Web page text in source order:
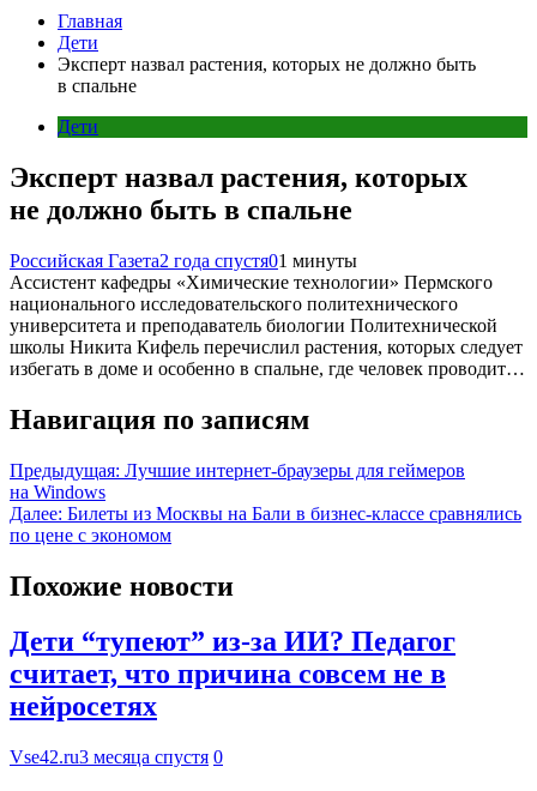
Главная
Дети
Эксперт назвал растения, которых не должно быть
в спальне
Дети
Эксперт назвал растения, которых
не должно быть в спальне
Российская Газета2 года спустя01 минуты
Ассистент кафедры «Химические технологии» Пермского
национального исследовательского политехнического
университета и преподаватель биологии Политехнической
школы Никита Кифель перечислил растения, которых следует
избегать в доме и особенно в спальне, где человек проводит…
Навигация по записям
Предыдущая: Лучшие интернет-браузеры для геймеров
на Windows
Далее: Билеты из Москвы на Бали в бизнес-классе сравнялись
по цене с экономом
Похожие новости
Дети “тупеют” из-за ИИ? Педагог
считает, что причина совсем не в
нейросетях
Vse42.ru3 месяца спустя 0